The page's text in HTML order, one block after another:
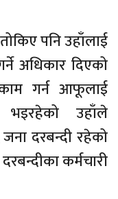
पनि उहाँलाई
अधिकार दिएको
काम गर्न आफूलाई
उहाँले
दरबन्दी रहेको
कर्मचारी